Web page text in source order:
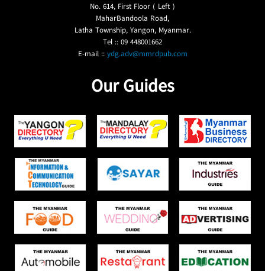
No. 614, First Floor ( Left )
MaharBandoola Road,
Latha Township, Yangon, Myanmar.
Tel :: 09 448001662
E-mail ::ydg.adv@mmrdpub.com
Our Guides